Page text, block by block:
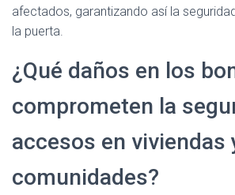
afectados, garantizando así la
la puerta.
¿Qué daños en los
comprometen la
accesos en viviendas
comunidades?